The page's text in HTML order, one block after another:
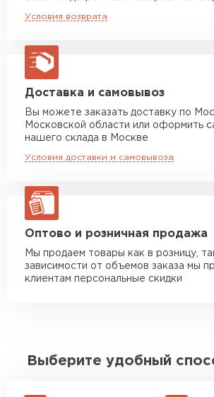
макс. длина груза 13,5 м
Манипулятор до 5 тн
макс. длина груза 6 м
Манипулятор до 10 тн
макс. длина груза 8 м
Манипулятор до 20 тн
Условия возврата
Доставка и самовывоз
Вы можете заказать доставку по
Московской области или оформить
нашего склада в Москве
Условия доставки и самовывоза
Оптово и розничная продажа
Мы продаем товары как в розницу,
зависимости от объемов заказа мы
клиентам персональные скидки
Выберите удобный